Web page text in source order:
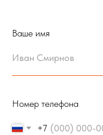
Ваше имя
Номер телефона
+7